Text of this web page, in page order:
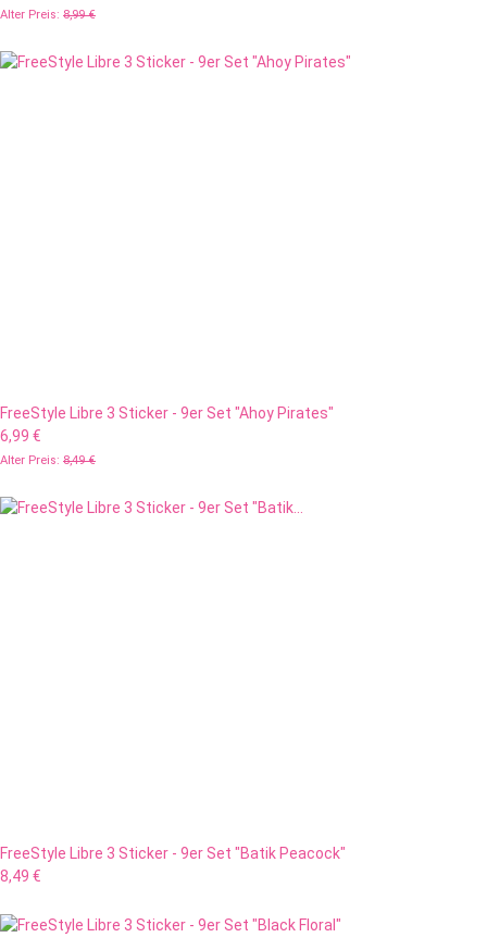
Alter Preis: 8,99 €
FreeStyle Libre 3 Sticker - 9er Set "Ahoy Pirates"
6,99 €
Alter Preis: 8,49 €
FreeStyle Libre 3 Sticker - 9er Set "Batik Peacock"
8,49 €